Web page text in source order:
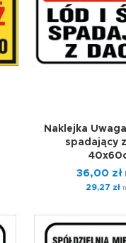
Naklejka
spadający
36,00 zł
29,27 zł